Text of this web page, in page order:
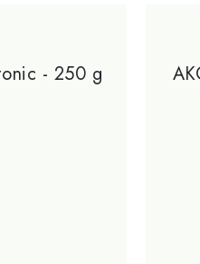
- 250 g